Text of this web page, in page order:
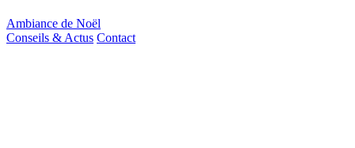
Ambiance de Noël
Conseils & Actus Contact